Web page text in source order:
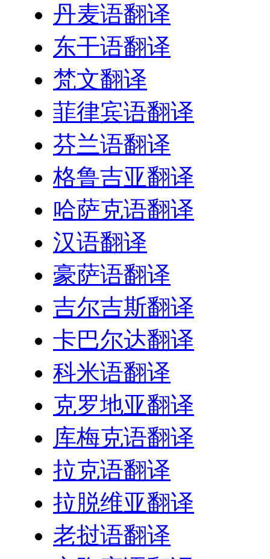
丹麦语翻译
东干语翻译
梵文翻译
菲律宾语翻译
芬兰语翻译
格鲁吉亚翻译
哈萨克语翻译
汉语翻译
豪萨语翻译
吉尔吉斯翻译
卡巴尔达翻译
科米语翻译
克罗地亚翻译
库梅克语翻译
拉克语翻译
拉脱维亚翻译
老挝语翻译